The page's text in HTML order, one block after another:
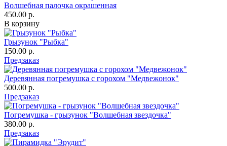
Волшебная палочка окрашенная
450.00 р.
В корзину
Грызунок "Рыбка"
150.00 р.
Предзаказ
Деревянная погремушка с горохом "Медвежонок"
500.00 р.
Предзаказ
Погремушка - грызунок "Волшебная звездочка"
380.00 р.
Предзаказ